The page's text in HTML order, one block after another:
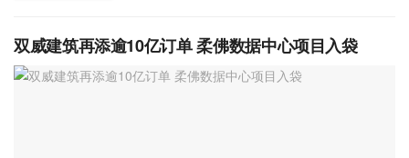
双威建筑再添逾10亿订单 柔佛数据中心项目入袋